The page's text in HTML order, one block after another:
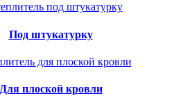
Под штукатурку
Для плоской кровли